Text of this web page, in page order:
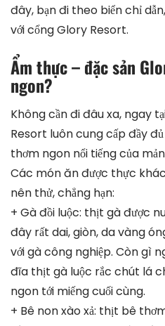
đây, bạn đi theo biển chỉ
với cổng Glory Resort.
Ẩm thực – đặc sản
ngon?
Không cần đi đâu xa, ngay
Resort luôn cung cấp đầy
thơm ngon nổi tiếng của
Các món ăn được thực
nên thử, chẳng hạn:
+ Gà đồi luộc: thịt gà được
đây rất dai, giòn, da vàng
với gà công nghiệp. Còn gì
đĩa thịt gà luộc rắc chút lá
ngon tới miếng cuối cùng.
+ Bê non xào xả: thịt bê